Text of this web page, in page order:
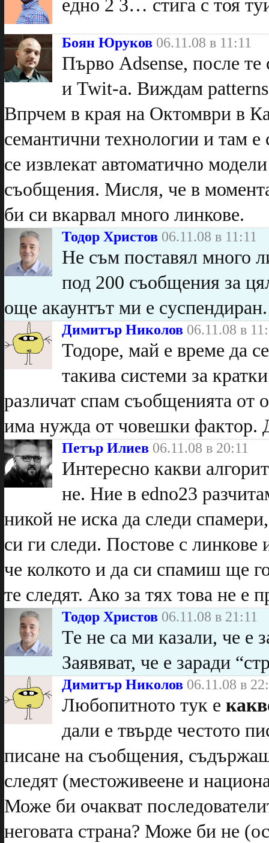
едно 2 3… стига с тоя
Боян Юруков 06.11.08 в 11:11
Първо Adsense, после те
и Twit-а. Виждам
Впрчем в края на Октомври в
семантични технологии и там
се извлекат автоматично
съобщения. Мисля, че в
би си вкарвал много линкове.
Тодор Христов 06.11.08 в 11:11
Не съм поставял много
под 200 съобщения за
още акаунтът ми е
Димитър Николов 06.11.08 в
Тодоре, май е време да
такива системи за
различат спам съобщенията от
има нужда от човешки фактор.
Петър Илиев 06.11.08 в 20:11
Интересно какви
не. Ние в edno23
никой не иска да следи
си ги следи. Постове с линкове
че колкото и да си спамиш ще
те следят. Ако за тях това не е
Тодор Христов 06.11.08 в 21:11
Те не са ми казали, че е
Заявяват, че е заради
Димитър Николов 06.11.08 в
Любопитното тук е
дали е твърде честото
писане на съобщения,
следят (местоживеене и
Може би очакват
неговата страна? Може би не